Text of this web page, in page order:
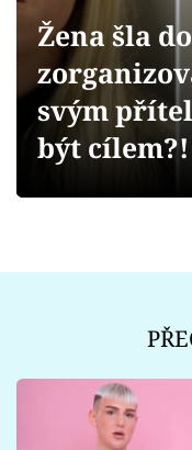
Videa
Sledujte
Žena šla
svým
být cílem?!